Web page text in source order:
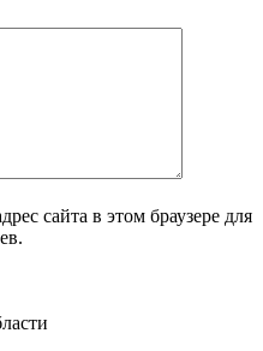
сайта в этом браузере для